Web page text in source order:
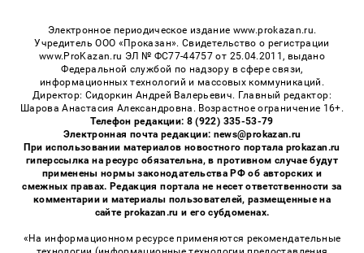
Электронное периодическое издание www.prokazan.ru.
Учредитель ООО «Проказан». Cвидетельство о регистрации
www.ProKazan.ru ЭЛ № ФС77-44757 от 25.04.2011, выдано
Федеральной службой по надзору в сфере связи,
информационных технологий и массовых коммуникаций.
Директор: Сидоркин Андрей Валерьевич. Главный редактор:
Шарова Анастасия Александровна. Возрастное ограничение 16+.
Телефон редакции: 8 (922) 335-53-79
Электронная почта редакции: news@prokazan.ru
При использовании материалов новостного портала prokazan.ru
гиперссылка на ресурс обязательна, в противном случае будут
применены нормы законодательства РФ об авторских и
смежных правах. Редакция портала не несет ответственности за
комментарии и материалы пользователей, размещенные на
сайте prokazan.ru и его субдоменах.
«На информационном ресурсе применяются рекомендательные